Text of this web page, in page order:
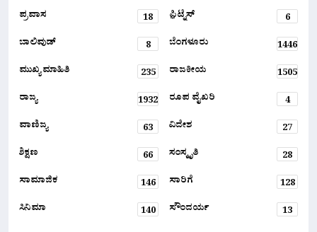
ಪ್ರವಾಸ
18 ಫ಼ಿಟ್ನೆಸ್
6
ಬಾಲಿವುಡ್
8 ಬೆಂಗಳೂರು
1446
ಮುಖ್ಯ ಮಾಹಿತಿ
235 ರಾಜಕೀಯ
1505
ರಾಜ್ಯ
1932 ರೂಪ ವೈಖರಿ
4
ವಾಣಿಜ್ಯ
63 ವಿದೇಶ
27
ಶಿಕ್ಷಣ
66 ಸಂಸ್ಕೃತಿ
28
ಸಾಮಾಜಿಕ
146 ಸಾರಿಗೆ
128
ಸಿನಿಮಾ
140 ಸೌಂದರ್ಯ 13